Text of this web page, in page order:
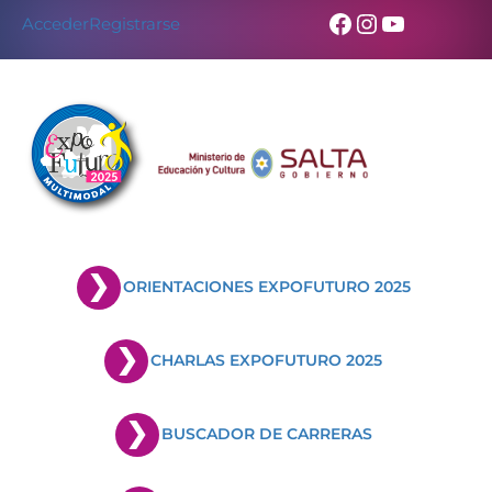
AccederRegistrarse Facebook
Instagram
YouTube
ORIENTACIONES EXPOFUTURO 2025
CHARLAS EXPOFUTURO 2025
BUSCADOR DE CARRERAS